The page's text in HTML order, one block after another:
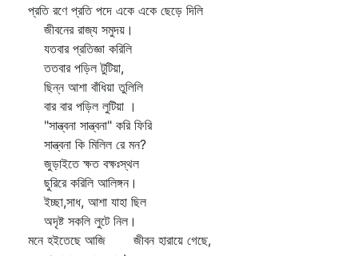
প্রতি রণে প্রতি পদে একে একে ছেড়ে দিলি
জীবনের রাজ্য সমুদয়।
যতবার প্রতিজ্ঞা করিলি
ততবার পড়িল টুটিয়া,
ছিন্ন আশা বাঁধিয়া তুলিলি
বার বার পড়িল লুটিয়া ।
"সান্ত্বনা সান্ত্বনা" করি ফিরি
সান্ত্বনা কি মিলিল রে মন?
জুড়াইতে ক্ষত বক্ষঃস্থল
ছুরিরে করিলি আলিঙ্গন।
ইচ্ছা,সাধ, আশা যাহা ছিল
অদৃষ্ট সকলি লুটে নিল।
মনে হইতেছে আজি জীবন হারায়ে গেছে,